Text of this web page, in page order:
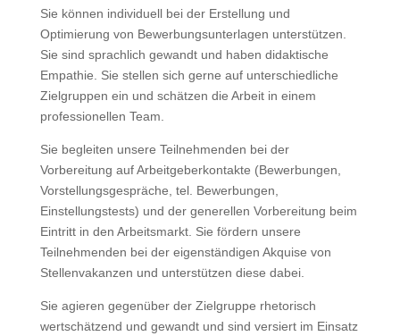
Sie können individuell bei der Erstellung und
Optimierung von Bewerbungsunterlagen unterstützen.
Sie sind sprachlich gewandt und haben didaktische
Empathie. Sie stellen sich gerne auf unterschiedliche
Zielgruppen ein und schätzen die Arbeit in einem
professionellen Team.
Sie begleiten unsere Teilnehmenden bei der
Vorbereitung auf Arbeitgeberkontakte (Bewerbungen,
Vorstellungsgespräche, tel. Bewerbungen,
Einstellungstests) und der generellen Vorbereitung beim
Eintritt in den Arbeitsmarkt. Sie fördern unsere
Teilnehmenden bei der eigenständigen Akquise von
Stellenvakanzen und unterstützen diese dabei.
Sie agieren gegenüber der Zielgruppe rhetorisch
wertschätzend und gewandt und sind versiert im Einsatz